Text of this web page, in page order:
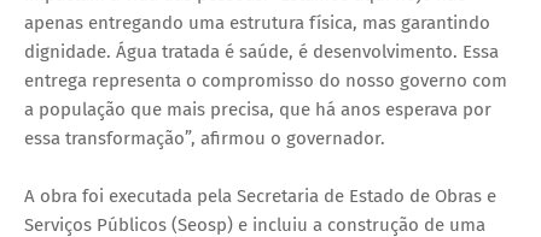
apenas entregando uma estrutura física, mas garantindo
dignidade. Água tratada é saúde, é desenvolvimento. Essa
entrega representa o compromisso do nosso governo com
a população que mais precisa, que há anos esperava por
essa transformação”, afirmou o governador.
A obra foi executada pela Secretaria de Estado de Obras e
Serviços Públicos (Seosp) e incluiu a construção de uma